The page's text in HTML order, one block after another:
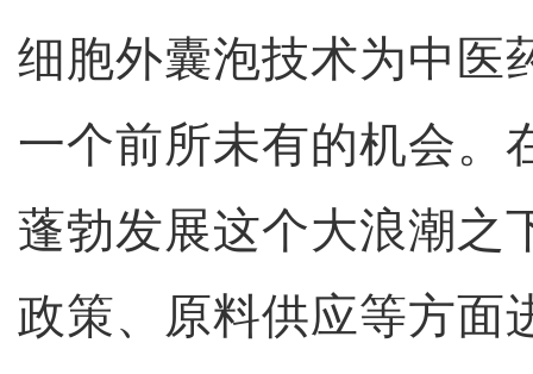
细胞外囊泡技术为中医
一个前所未有的机会。
蓬勃发展这个大浪潮之
政策、原料供应等方面